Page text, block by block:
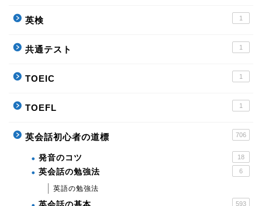
英検 1
共通テスト 1
TOEIC 1
TOEFL 1
英会話初心者の道標 706
発音のコツ 18
英会話の勉強法 6
英語の勉強法
593